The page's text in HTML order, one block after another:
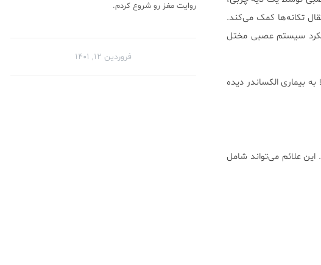
تکانه‌ها کمک می‌کند.
سیستم عصبی مختل
بیماری الکساندر دیده
علائم می‌تواند شامل
روایت مغز رو شروع کردم.
فروردین ۱۲, ۱۴۰۱